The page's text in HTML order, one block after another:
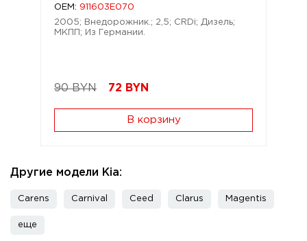
OEM: 911603E070
2005; Внедорожник.; 2,5; CRDi; Дизель;
МКПП; Из Германии.
90 BYN 72 BYN
В корзину
Другие модели Kia:
Carens Carnival Ceed Clarus Magentis
еще